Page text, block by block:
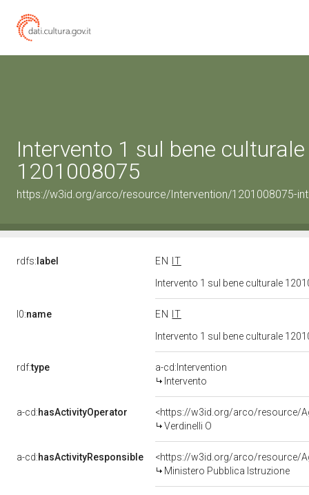
Intervento 1 sul bene culturale
1201008075
https://w3id.org/arco/resource/Intervention/1201008075-
rdfs: label EN
IT
Intervento 1 sul bene culturale
l0:name EN
IT
Intervento 1 sul bene culturale
rdf:type
a-cd:Intervention
Intervento
a-cd:hasActivityOperator
<https://w3id.org/arco/resource/
Verdinelli O
a-cd:hasActivityResponsible
<https://w3id.org/arco/resource/
Ministero Pubblica Istruzione